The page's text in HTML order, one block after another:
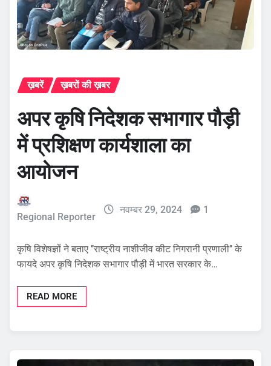
ख़बरें ख़बरों की ख़बर
अपर कृषि निदेशक सभागार पौड़ी
में प्रशिक्षण कार्यशाला का
आयोजन
Regional Reporter
नवम्बर 29, 2024 1
कृषि विशेषज्ञों ने बताए ’’राष्ट्रीय नाशीजीव कीट निगरानी प्रणाली’’ के
फायदे अपर कृषि निदेशक सभागार पौड़ी में भारत सरकार के…
READ MORE